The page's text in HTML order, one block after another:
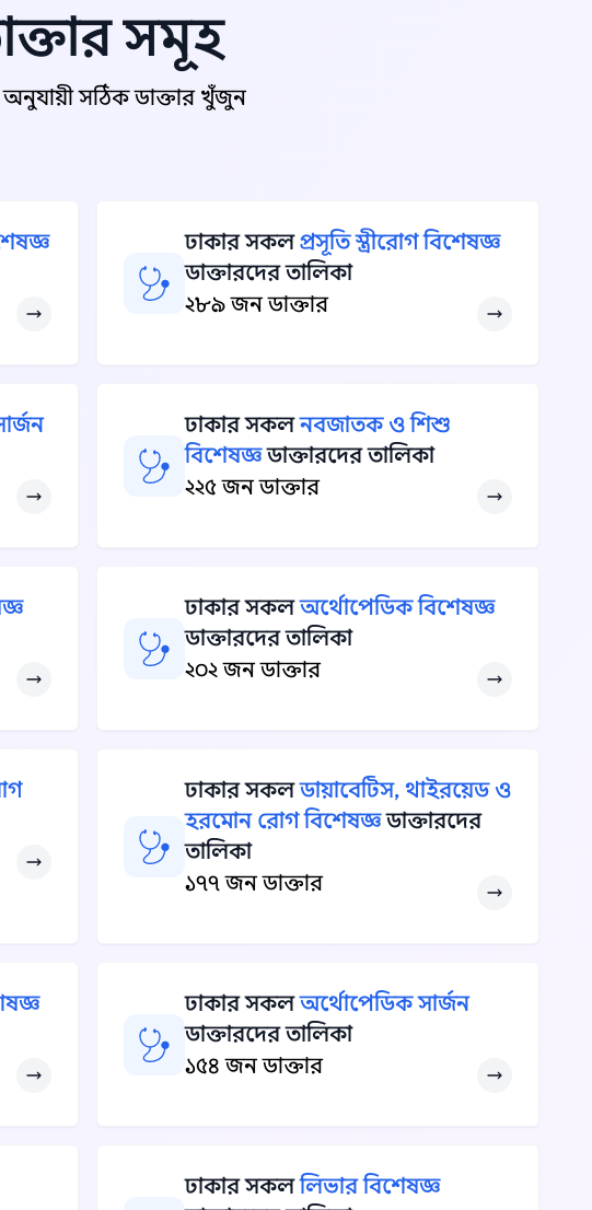
সমূহ
সঠিক ডাক্তার খুঁজুন
ঢাকার সকলপ্রসূতি স্ত্রীরোগ বিশেষজ্ঞ
ডাক্তারদের তালিকা
২৮৯ জন ডাক্তার
ঢাকার সকলনবজাতক ও শিশু
বিশেষজ্ঞডাক্তারদের তালিকা
২২৫ জন ডাক্তার
ঢাকার সকলঅর্থোপেডিক বিশেষজ্ঞ
ডাক্তারদের তালিকা
২০২ জন ডাক্তার
ঢাকার সকলডায়াবেটিস, থাইরয়েড ও
হরমোন রোগ বিশেষজ্ঞডাক্তারদের
তালিকা
১৭৭ জন ডাক্তার
ঢাকার সকলঅর্থোপেডিক সার্জন
ডাক্তারদের তালিকা
১৫৪ জন ডাক্তার
ঢাকার সকললিভার বিশেষজ্ঞ